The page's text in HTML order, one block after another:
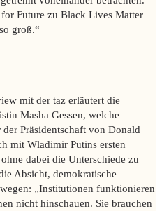
Future zu Black Lives Matter
groß.“
mit dertazerläutert die
Masha Gessen, welche
Präsidentschaft von Donald
mit Wladimir Putins ersten
dabei die Unterschiede zu
Absicht, demokratische
„Institutionen funktionieren
nicht hinschauen. Sie brauchen